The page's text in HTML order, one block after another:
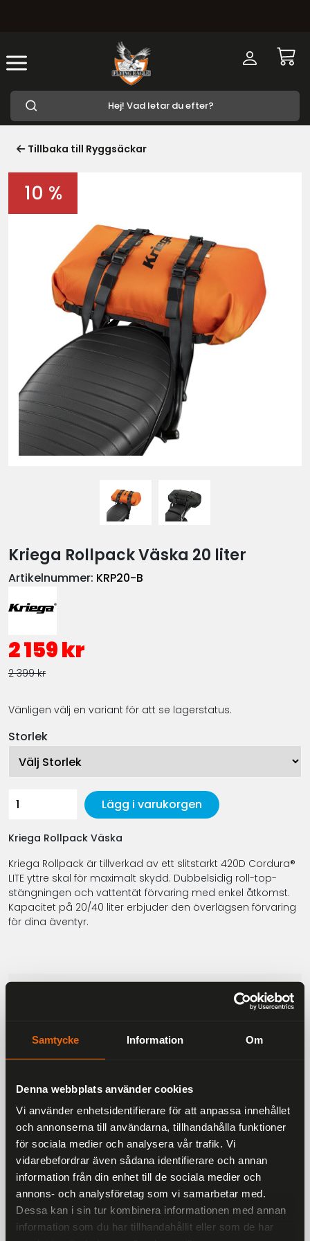
Samtycke Information Om
Denna webbplats använder cookies
Vi använder enhetsidentifierare för att anpassa innehållet
och annonserna till användarna, tillhandahålla funktioner
för sociala medier och analysera vår trafik. Vi
vidarebefordrar även sådana identifierare och annan
information från din enhet till de sociala medier och
annons- och analysföretag som vi samarbetar med.
Dessa kan i sin tur kombinera informationen med annan
information som du har tillhandahållit eller som de har
Tillbaka till Ryggsäckar
10 %
Kriega Rollpack Väska 20 liter
Artikelnummer: KRP20-B
2 159 kr
2 399 kr
Vänligen välj en variant för att se lagerstatus.
Storlek
Lägg i varukorgen
Kriega Rollpack Väska
Kriega Rollpack är tillverkad av ett slitstarkt 420D Cordura®
LITE yttre skal för maximalt skydd. Dubbelsidig roll-top-
stängningen och vattentät förvaring med enkel åtkomst.
Kapacitet på 20/40 liter erbjuder den överlägsen förvaring
för dina äventyr.
Universell passning
Rolltoppstängning
Hållbar Cordura® konstruktion
10 års garanti